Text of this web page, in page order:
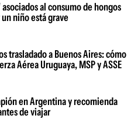
al consumo de hongos
niño está grave
trasladado a Buenos Aires: cómo
Aérea Uruguaya, MSP y ASSE
en Argentina y recomienda
de viajar